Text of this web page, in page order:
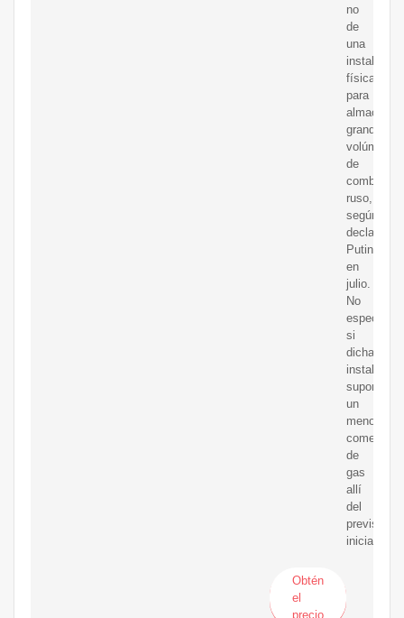
no
de
una
instalación
física
para
almacenar
grandes
volúmenes
de
ruso,
según
declaró
Putin
en
julio.
No
especificó
si
dicha
instalación
supondría
un
menor
comercio
de
gas
allí
del
previsto
Obtén
el
precio